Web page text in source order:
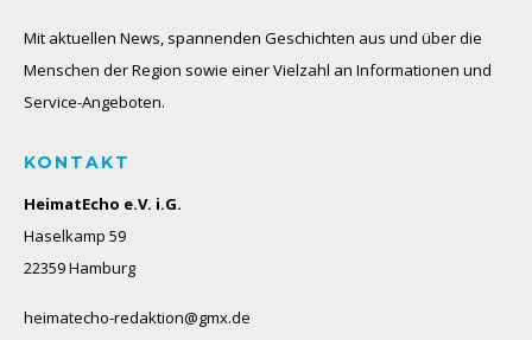
Mit aktuellen News, spannenden Geschichten aus und über die
Menschen der Region sowie einer Vielzahl an Informationen und
Service-Angeboten.
KONTAKT
HeimatEcho e.V. i.G.
Haselkamp 59
22359 Hamburg
heimatecho-redaktion@gmx.de